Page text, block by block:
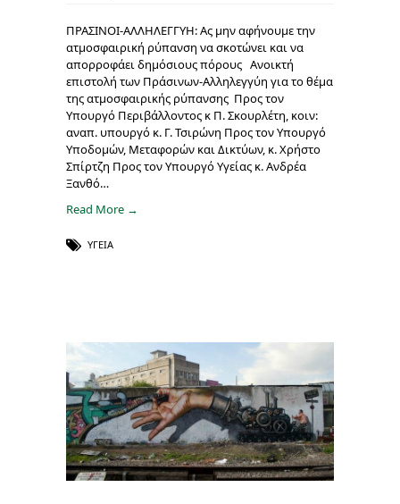
ΠΡΑΣΙΝΟΙ-ΑΛΛΗΛΕΓΓΥΗ: Ας μην αφήνουμε την
ατμοσφαιρική ρύπανση να σκοτώνει και να
απορροφάει δημόσιους πόρους Ανοικτή
επιστολή των Πράσινων-Αλληλεγγύη για το θέμα
της ατμοσφαιρικής ρύπανσης Προς τον
Υπουργό Περιβάλλοντος κ Π. Σκουρλέτη, κοιν:
αναπ. υπουργό κ. Γ. Τσιρώνη Προς τον Υπουργό
Υποδομών, Μεταφορών και Δικτύων, κ. Χρήστο
Σπίρτζη Προς τον Υπουργό Υγείας κ. Ανδρέα
Ξανθό…
Read More →
ΥΓΕΊΑ